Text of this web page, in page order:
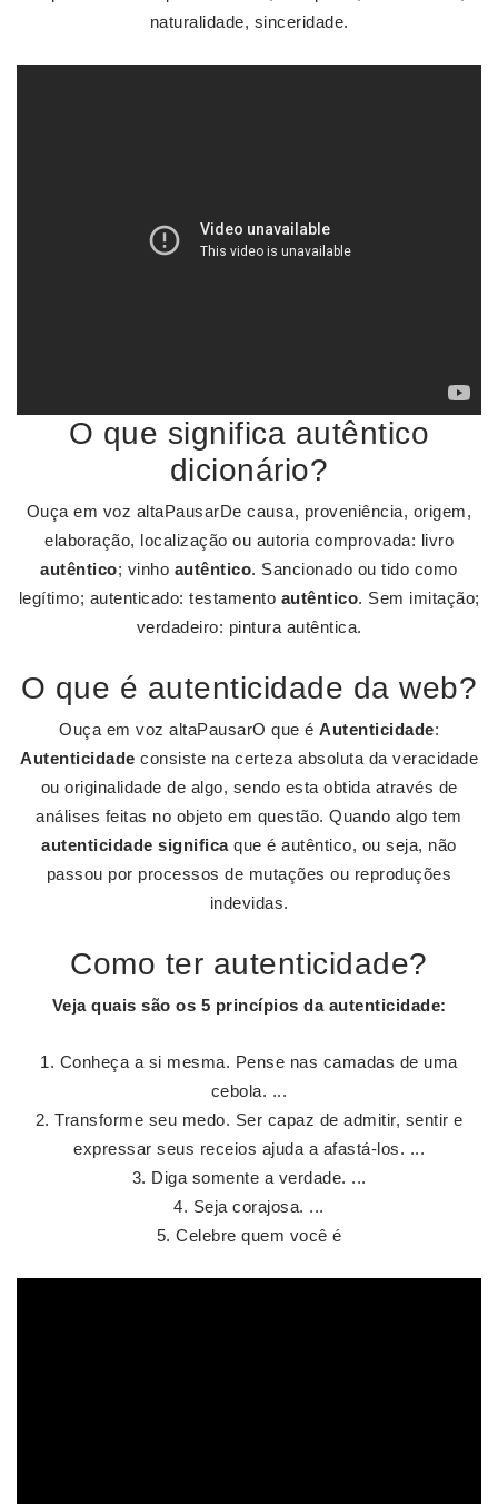
naturalidade, sinceridade.
O que significa autêntico
dicionário?
Ouça em voz altaPausarDe causa, proveniência, origem,
elaboração, localização ou autoria comprovada: livro
autêntico; vinho autêntico. Sancionado ou tido como
legítimo; autenticado: testamento autêntico. Sem imitação;
verdadeiro: pintura autêntica.
O que é autenticidade da web?
Ouça em voz altaPausarO que é Autenticidade:
Autenticidade consiste na certeza absoluta da veracidade
ou originalidade de algo, sendo esta obtida através de
análises feitas no objeto em questão. Quando algo tem
autenticidade significaque é autêntico, ou seja, não
passou por processos de mutações ou reproduções
indevidas.
Como ter autenticidade?
Veja quais são os 5 princípios da autenticidade:
Conheça a si mesma. Pense nas camadas de uma
cebola. ...
Transforme seu medo. Ser capaz de admitir, sentir e
expressar seus receios ajuda a afastá-los. ...
Diga somente a verdade. ...
Seja corajosa. ...
Celebre quem você é